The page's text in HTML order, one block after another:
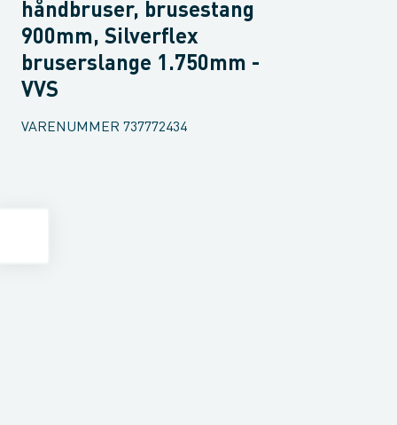
håndbruser, brusestang
900mm, Silverflex
bruserslange 1.750mm -
VVS
VARENUMMER 737772434